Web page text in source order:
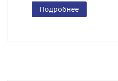
Подробнее